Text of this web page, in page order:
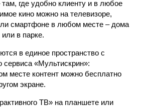
где удобно клиенту и в любое
кино можно на телевизоре,
смартфоне в любом месте – дома
или в парке.
в единое пространство с
«Мультискрин»:
месте контент можно бесплатно
экране.
ТВ» на планшете или